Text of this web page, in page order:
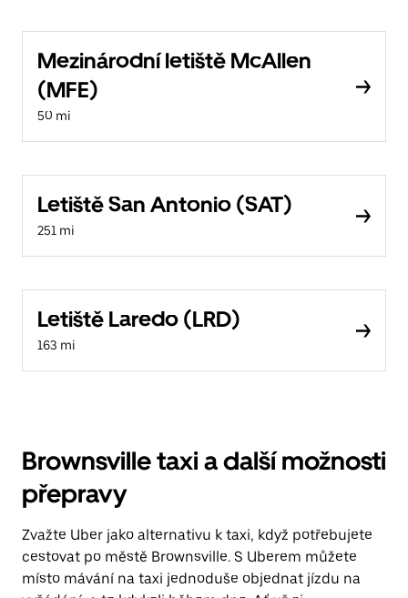
Mezinárodní letiště McAllen
(MFE)
50 mi
Letiště San Antonio (SAT)
251 mi
Letiště Laredo (LRD)
163 mi
Brownsville taxi a další možnosti
přepravy
Zvažte Uber jako alternativu k taxi, když potřebujete
cestovat po městě Brownsville. S Uberem můžete
místo mávání na taxi jednoduše objednat jízdu na